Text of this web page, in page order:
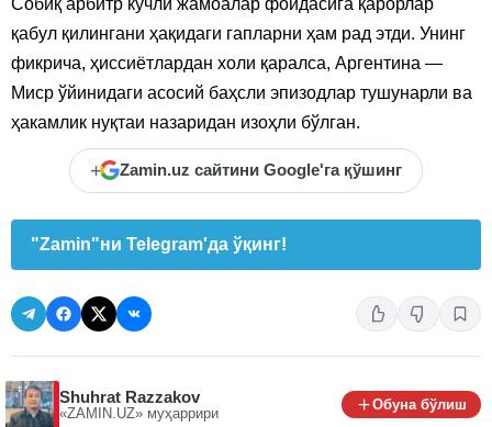
қабул қилингани ҳақидаги гапларни ҳам рад этди. Унинг
фикрича, ҳиссиётлардан холи қаралса, Аргентина —
Миср ўйинидаги асосий баҳсли эпизодлар тушунарли ва
ҳакамлик нуқтаи назаридан изоҳли бўлган.
+ Zamin.uz сайтини Google'га қўшинг
"Zamin"ни Telegram'да ўқинг!
Shuhrat Razzakov
«ZAMIN.UZ» муҳаррири
Обуна бўлиш